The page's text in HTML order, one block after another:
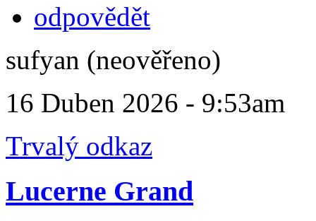
odpovědět
sufyan (neověřeno)
16 Duben 2026 - 9:53am
Trvalý odkaz
Lucerne Grand